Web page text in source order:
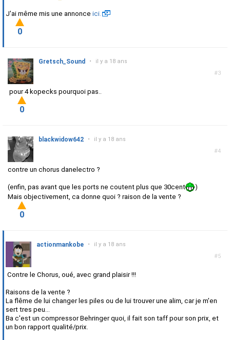
J'ai même mis une annonce ici.
0
#3
Gretsch_Sound • il y a 18 ans
pour 4 kopecks pourquoi pas..
0
#4
blackwidow642 • il y a 18 ans
contre un chorus danelectro ?
(enfin, pas avant que les ports ne coutent plus que 30cent
)
Mais objectivement, ca donne quoi ? raison de la vente ?
0
#5
actionmankobe • il y a 18 ans
Contre le Chorus, oué, avec grand plaisir !!!
Raisons de la vente ?
La flême de lui changer les piles ou de lui trouver une alim, car je m'en
sert tres peu...
Ba c'est un compressor Behringer quoi, il fait son taff pour son prix, et
un bon rapport qualité/prix.